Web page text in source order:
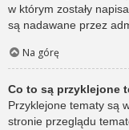
w którym zostały
są nadawane przez
Na górę
Co to są przyklejone
Przyklejone tematy są
stronie przeglądu